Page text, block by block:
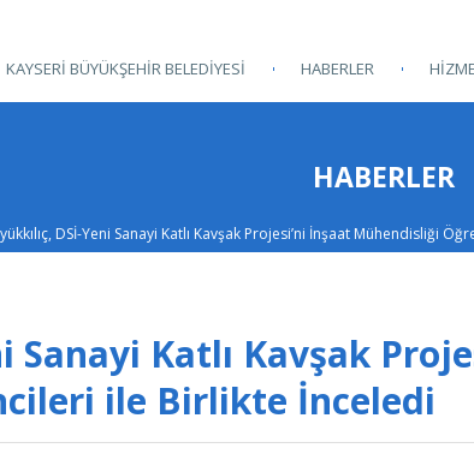
KAYSERİ BÜYÜKŞEHİR BELEDİYESİ HABERLER
HABERLER
DSİ-Yeni Sanayi Katlı Kavşak Projesi’ni İnşaat Mühendisliği
Sanayi Katlı Kavşak
ile Birlikte İnceledi